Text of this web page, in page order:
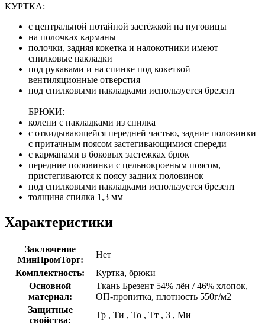
КУРТКА:
с центральной потайной застёжкой на пуговицы
на полочках карманы
полочки, задняя кокетка и налокотники имеют
спилковые накладки
под рукавами и на спинке под кокеткой
вентиляционные отверстия
под спилковыми накладками используется брезент
БРЮКИ:
колени с накладками из спилка
с откидывающейся передней частью, задние половинки
с притачным поясом застегивающимися спереди
с карманами в боковых застежках брюк
передние половинки с цельнокроеным поясом,
пристегиваются к поясу задних половинок
под спилковыми накладками используется брезент
толщина спилка 1,3 мм
Характеристики
Заключение
МинПромТорг:
Нет
Комплектность:
Куртка, брюки
Основной
материал:
Ткань Брезент 54% лён / 46% хлопок,
ОП-пропитка, плотность 550г/м2
Защитные
свойства:
Тр , Ти , То , Тт , З , Ми